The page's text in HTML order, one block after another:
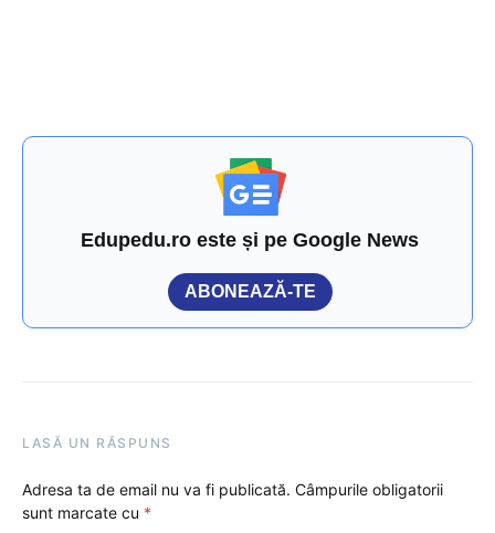
Edupedu.ro este și pe Google News
ABONEAZĂ-TE
LASĂ UN RĂSPUNS
Adresa ta de email nu va fi publicată. Câmpurile obligatorii
sunt marcate cu *